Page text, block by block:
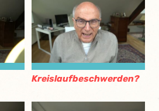
Kreislaufbeschwerden?